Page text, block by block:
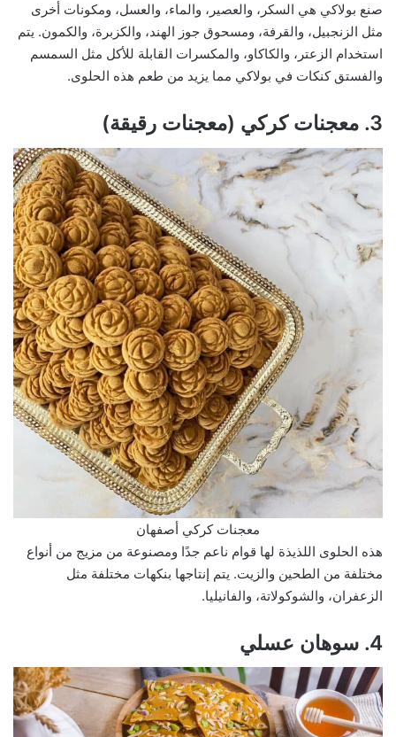
صنع بولاكي هي السكر، والعصير، والماء، والعسل، ومكونات أخرى
مثل الزنجبيل، والقرفة، ومسحوق جوز الهند، والكزبرة، والكمون. يتم
استخدام الزعتر، والكاكاو، والمكسرات القابلة للأكل مثل السمسم
والفستق كنكات في بولاكي مما يزيد من طعم هذه الحلوى.
3. معجنات كركي (معجنات رقيقة)
معجنات كركي أصفهان
هذه الحلوى اللذيذة لها قوام ناعم جدًا ومصنوعة من مزيج من أنواع
مختلفة من الطحين والزيت. يتم إنتاجها بنكهات مختلفة مثل
الزعفران، والشوكولاتة، والفانيليا.
4. سوهان عسلي